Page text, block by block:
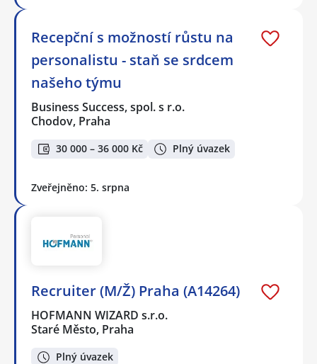
Recepční s možností růstu na
personalistu - staň se srdcem
našeho týmu
Business Success, spol. s r.o.
Chodov, Praha
30 000 – 36 000 Kč Plný úvazek
Zveřejněno: 5. srpna
Recruiter (M/Ž) Praha (A14264)
HOFMANN WIZARD s.r.o.
Staré Město, Praha
Plný úvazek